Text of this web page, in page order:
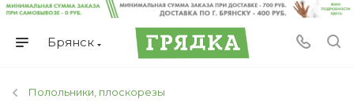
Брянск
Полольники, плоскорезы